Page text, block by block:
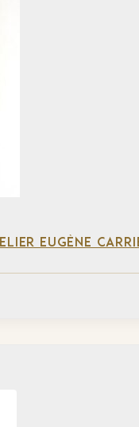
EUGÈNE